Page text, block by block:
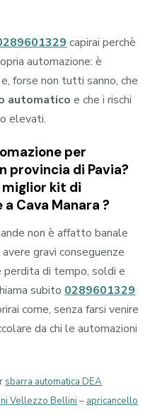
capirai perchè
automazione: è
forse non tutti sanno, che
automatico e che i rischi
elevati.
per
provincia di Pavia?
kit di
a Cava Manara ?
non è affatto banale
gravi conseguenze
perdita di tempo, soldi e
subito 0289601329
come, senza farsi venire
da chi le automazioni
sbarra automatica DEA
Vellezzo Bellini – apricancello